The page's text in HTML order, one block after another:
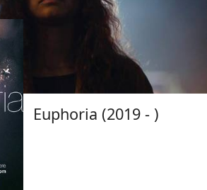
Euphoria (2019 - )